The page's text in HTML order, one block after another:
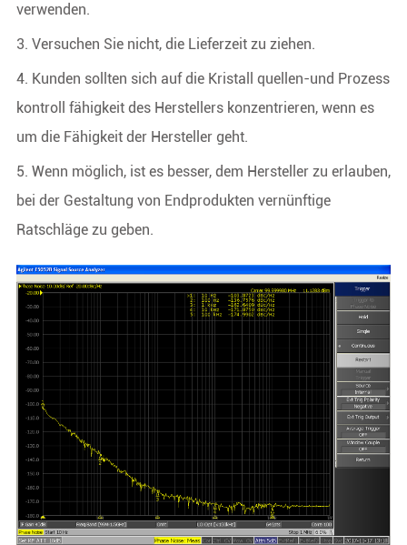
verwenden.
3. Versuchen Sie nicht, die Lieferzeit zu ziehen.
4. Kunden sollten sich auf die Kristall quellen-und Prozess
kontroll fähigkeit des Herstellers konzentrieren, wenn es
um die Fähigkeit der Hersteller geht.
5. Wenn möglich, ist es besser, dem Hersteller zu erlauben,
bei der Gestaltung von Endprodukten vernünftige
Ratschläge zu geben.